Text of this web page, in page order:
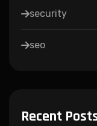
security
seo
Recent